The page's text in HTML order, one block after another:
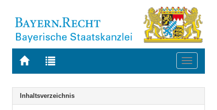
Zur
BAYERN.RECHT
Zur
letzten
Suche
Toggle
Navigation
Inhaltsverzeichnis